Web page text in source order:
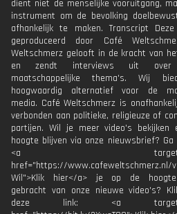
dient niet de menselijke vooruitgang,
instrument om de bevolking
afhankelijk te maken. Transcript
geproduceerd door Café
Weltschmerz gelooft in de kracht van
en zendt interviews uit over
maatschappelijke thema's. Wij
hoogwaardig alternatief voor de
media. Café Weltschmerz is
verbonden aan politieke, religieuze of
partijen. Wil je meer video's bekijken
hoogte blijven via onze nieuwsbrief? Ga
<a
href="https://www.cafeweltschmerz.nl/
Wil">Klik hier</a> je op de
gebracht van onze nieuwe video's?
deze link: <a